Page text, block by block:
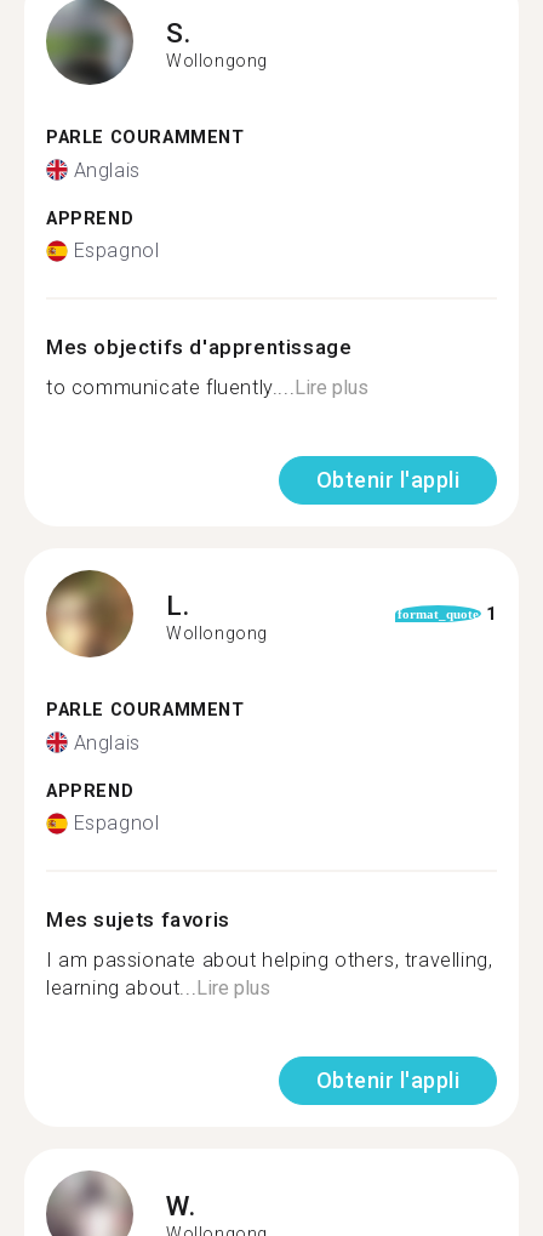
S.
Wollongong
PARLE COURAMMENT
Anglais
APPREND
Espagnol
Mes objectifs d'apprentissage
to communicate fluently....Lire plus
Obtenir l'appli
L.
Wollongong
format_quote 1
PARLE COURAMMENT
Anglais
APPREND
Espagnol
Mes sujets favoris
I am passionate about helping others, travelling,
learning about...Lire plus
Obtenir l'appli
W.